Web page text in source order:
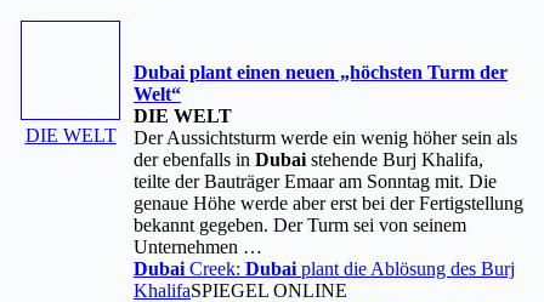
DIE WELT
Dubai plant einen neuen „höchsten Turm der
Welt“
DIE WELT
Der Aussichtsturm werde ein wenig höher sein als
der ebenfalls in Dubai stehende Burj Khalifa,
teilte der Bauträger Emaar am Sonntag mit. Die
genaue Höhe werde aber erst bei der Fertigstellung
bekannt gegeben. Der Turm sei von seinem
Unternehmen …
Dubai Creek: Dubai plant die Ablösung des Burj
KhalifaSPIEGEL ONLINE